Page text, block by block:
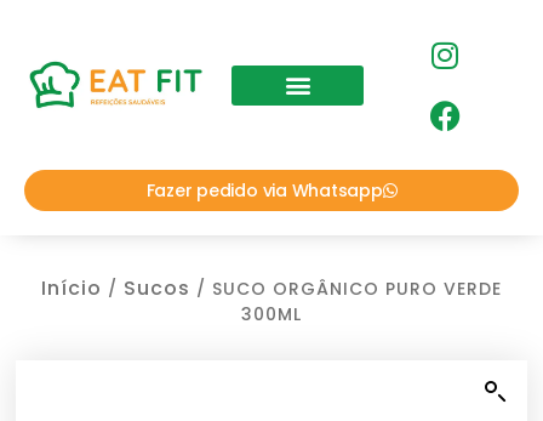
Fazer pedido via Whatsapp
Início / Sucos / SUCO ORGÂNICO PURO VERDE
300ML